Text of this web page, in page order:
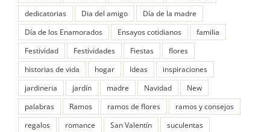
dedicatorias
Dia del amigo
Día de la madre
Día de los Enamorados
Ensayos cotidianos
familia
Festividad
Festividades Fiestas
flores
historias de vida
hogar Ideas
inspiraciones
jardineria
jardín madre Navidad
New
palabras
Ramos ramos de flores
ramos y consejos
regalos
romance San Valentín
suculentas